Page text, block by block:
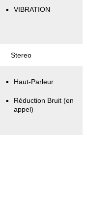
VIBRATION
Stereo
Haut-Parleur
Réduction Bruit (en
appel)